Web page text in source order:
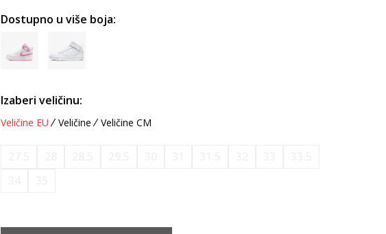
Dostupno u više boja:
Izaberi veličinu:
Veličine EU Veličine Veličine CM